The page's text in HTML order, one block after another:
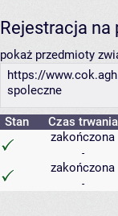
Rejestracja na
pokaż przedmioty
https://
spoleczne
Stan Czas trwania
zakończona
-
zakończona
-